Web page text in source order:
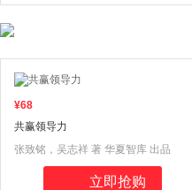
¥68
共赢领导力
张致铭，吴志祥 著 华夏智库 出品
立即抢购